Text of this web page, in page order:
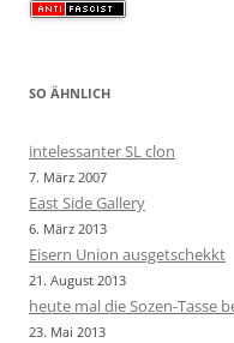
SO ÄHNLICH
intelessanter SL clon
7. März 2007
East Side Gallery
6. März 2013
Eisern Union ausgetschekkt
21. August 2013
heute mal die Sozen-Tasse
23. Mai 2013